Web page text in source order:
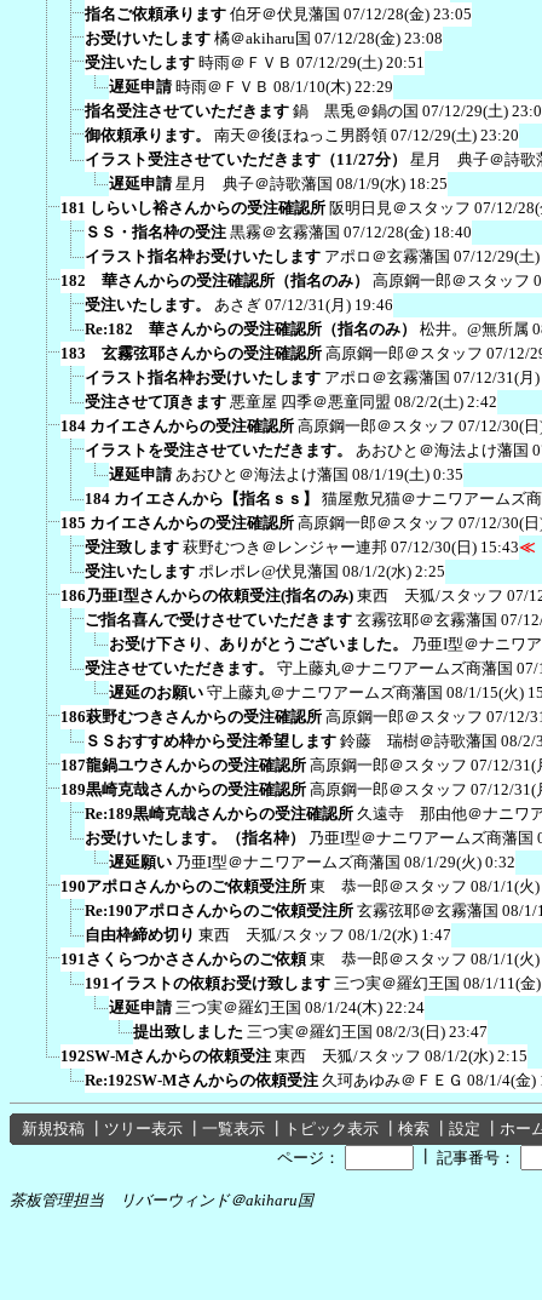
指名ご依頼承ります 伯牙＠伏見藩国 07/12/28(金) 23:05
お受けいたします 橘＠akiharu国 07/12/28(金) 23:08
受注いたします 時雨＠ＦＶＢ 07/12/29(土) 20:51
遅延申請 時雨＠ＦＶＢ 08/1/10(木) 22:29
指名受注させていただきます 鍋 黒兎＠鍋の国 07/12/29(土)
御依頼承ります。
南天＠後ほねっこ男爵領 07/12/29(土) 23:20
イラスト受注させていただきます（11/27分）
星月 典子＠詩歌
遅延申請 星月 典子＠詩歌藩国 08/1/9(水) 18:25
181 しらいし裕さんからの受注確認所 阪明日見＠スタッフ 07/12/
ＳＳ・指名枠の受注 黒霧＠玄霧藩国 07/12/28(金) 18:40
イラスト指名枠お受けいたします アポロ＠玄霧藩国 07/12/29(土
182 華さんからの受注確認所（指名のみ）
高原鋼一郎＠スタッフ
受注いたします。
あさぎ 07/12/31(月) 19:46
Re:182 華さんからの受注確認所（指名のみ）
松井。@無所属
183 玄霧弦耶さんからの受注確認所 高原鋼一郎＠スタッフ 07/12/
イラスト指名枠お受けいたします アポロ＠玄霧藩国 07/12/31(月
受注させて頂きます 悪童屋 四季＠悪童同盟 08/2/2(土) 2:42
184 カイエさんからの受注確認所 高原鋼一郎＠スタッフ 07/12/30(
イラストを受注させていただきます。
あおひと＠海法よけ藩国
遅延申請 あおひと＠海法よけ藩国 08/1/19(土) 0:35
184 カイエさんから【指名ｓｓ】
猫屋敷兄猫＠ナニワアームズ
185 カイエさんからの受注確認所 高原鋼一郎＠スタッフ 07/12/30(
受注致します 萩野むつき＠レンジャー連邦 07/12/30(日) 15:43≪
受注いたします ポレポレ@伏見藩国 08/1/2(水) 2:25
186乃亜I型さんからの依頼受注(指名のみ) 東西 天狐/スタッフ 07/
ご指名喜んで受けさせていただきます 玄霧弦耶＠玄霧藩国 07/
お受け下さり、ありがとうございました。
乃亜I型＠ナニワ
受注させていただきます。
守上藤丸＠ナニワアームズ商藩国 07/
遅延のお願い 守上藤丸＠ナニワアームズ商藩国 08/1/15(火)
186萩野むつきさんからの受注確認所 高原鋼一郎＠スタッフ 07/12/
ＳＳおすすめ枠から受注希望します 鈴藤 瑞樹＠詩歌藩国 08/2/
187龍鍋ユウさんからの受注確認所 高原鋼一郎＠スタッフ 07/12/31(
189黒崎克哉さんからの受注確認所 高原鋼一郎＠スタッフ 07/12/31(
Re:189黒崎克哉さんからの受注確認所 久遠寺 那由他＠ナニワ
お受けいたします。（指名枠）
乃亜I型＠ナニワアームズ商藩国
遅延願い 乃亜I型＠ナニワアームズ商藩国 08/1/29(火) 0:32
190アポロさんからのご依頼受注所 東 恭一郎＠スタッフ 08/1/1(火
Re:190アポロさんからのご依頼受注所 玄霧弦耶＠玄霧藩国 08/1/
自由枠締め切り 東西 天狐/スタッフ 08/1/2(水) 1:47
191さくらつかささんからのご依頼 東 恭一郎＠スタッフ 08/1/1(火
191イラストの依頼お受け致します 三つ実＠羅幻王国 08/1/11(金
遅延申請 三つ実＠羅幻王国 08/1/24(木) 22:24
提出致しました 三つ実＠羅幻王国 08/2/3(日) 23:47
192SW-Mさんからの依頼受注 東西 天狐/スタッフ 08/1/2(水) 2:15
Re:192SW-Mさんからの依頼受注 久珂あゆみ＠ＦＥＧ 08/1/4(金)
新規投稿 ツリー表示 一覧表示 トピック表示 検索 設定
ホー
ページ：
記事番号：
茶板管理担当 リバーウィンド＠akiharu国